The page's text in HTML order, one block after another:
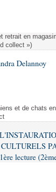
retrait en
collect »)
Delannoy
et de chats
lecture (2ème